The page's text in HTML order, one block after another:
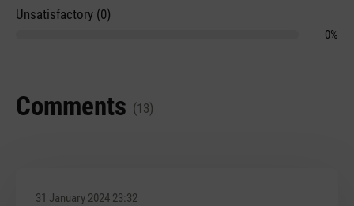
Unsatisfactory (0)
0%
Comments (13)
31 January 2024 23:32